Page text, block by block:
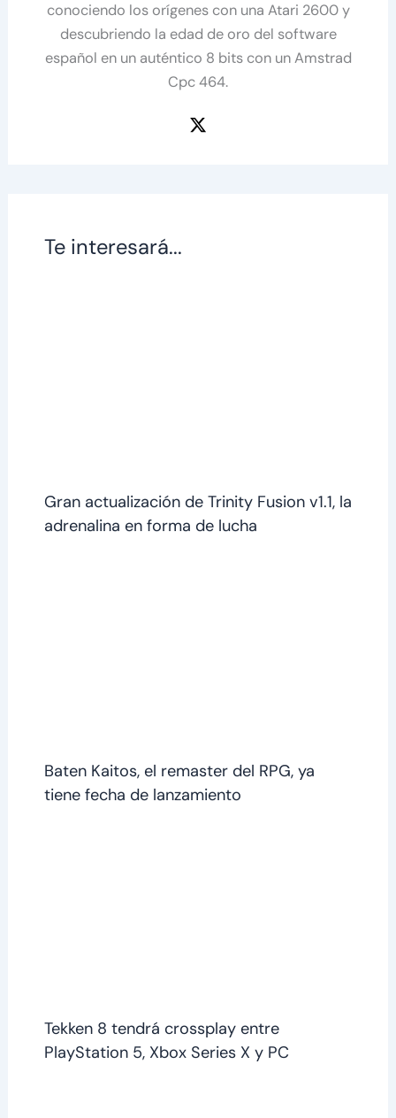
conociendo los orígenes con una Atari 2600 y
descubriendo la edad de oro del software
español en un auténtico 8 bits con un Amstrad
Cpc 464.
Te interesará...
Gran actualización de Trinity Fusion v1.1, la
adrenalina en forma de lucha
Baten Kaitos, el remaster del RPG, ya
tiene fecha de lanzamiento
Tekken 8 tendrá crossplay entre
PlayStation 5, Xbox Series X y PC